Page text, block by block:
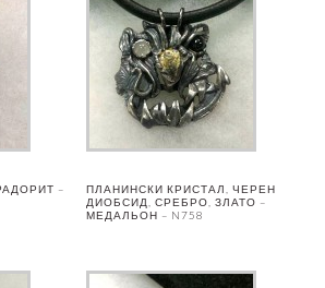
–
ПЛАНИНСКИ КРИСТАЛ, ЧЕРЕН
ДИОБСИД, СРЕБРО, ЗЛАТО –
МЕДАЛЬОН – N758